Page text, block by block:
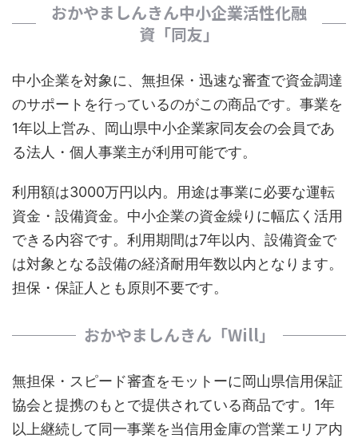
おかやましんきん中小企業活性化融
資「同友」
中小企業を対象に、無担保・迅速な審査で資金調達
のサポートを行っているのがこの商品です。事業を
1年以上営み、岡山県中小企業家同友会の会員であ
る法人・個人事業主が利用可能です。
利用額は3000万円以内。用途は事業に必要な運転
資金・設備資金。中小企業の資金繰りに幅広く活用
できる内容です。利用期間は7年以内、設備資金で
は対象となる設備の経済耐用年数以内となります。
担保・保証人とも原則不要です。
おかやましんきん「Will」
無担保・スピード審査をモットーに岡山県信用保証
協会と提携のもとで提供されている商品です。1年
以上継続して同一事業を当信用金庫の営業エリア内